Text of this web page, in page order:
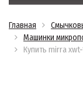
Главная
Машинки
Купить mirra